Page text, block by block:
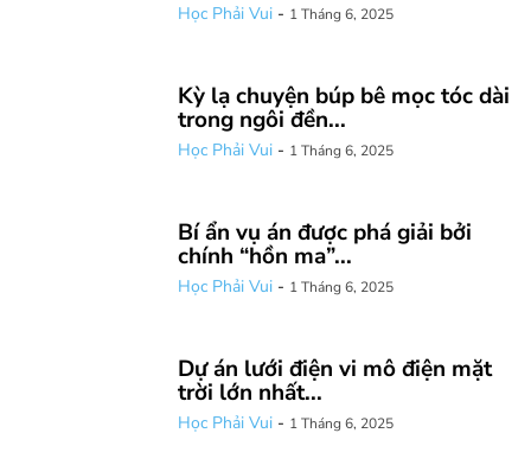
Học Phải Vui - 1 Tháng 6, 2025
Kỳ lạ chuyện búp bê mọc tóc dài
trong ngôi đền...
Học Phải Vui - 1 Tháng 6, 2025
Bí ẩn vụ án được phá giải bởi
chính “hồn ma”...
Học Phải Vui - 1 Tháng 6, 2025
Dự án lưới điện vi mô điện mặt
trời lớn nhất...
Học Phải Vui - 1 Tháng 6, 2025